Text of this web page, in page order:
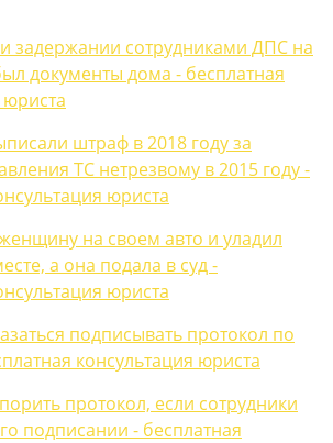
задержании сотрудниками ДПС на
документы дома - бесплатная
юриста
штраф в 2018 году за
ТС нетрезвому в 2015 году -
юриста
на своем авто и уладил
а она подала в суд -
юриста
подписывать протокол по
консультация юриста
протокол, если сотрудники
подписании - бесплатная